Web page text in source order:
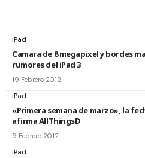
iPad
Camara de 8 megapixel y bordes
rumores del iPad 3
19 Febrero 2012
iPad
«Primera semana de marzo», la
afirma AllThingsD
9 Febrero 2012
iPad